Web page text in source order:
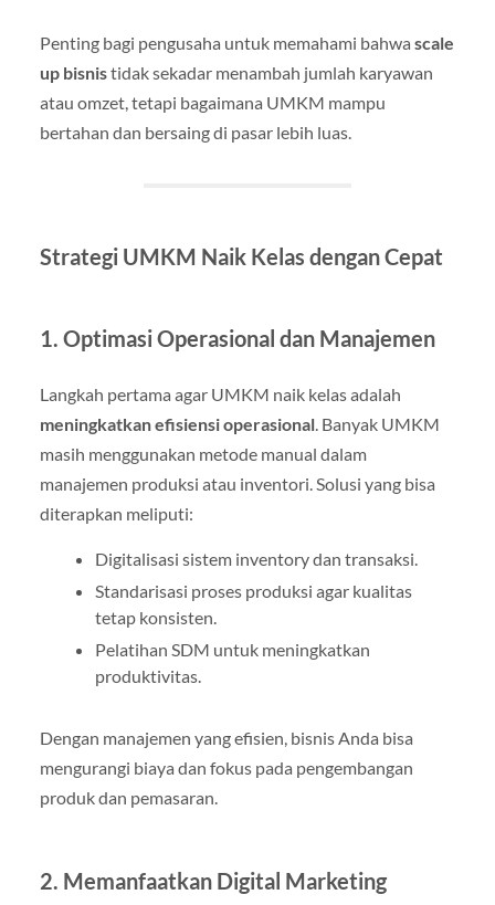
Penting bagi pengusaha untuk memahami bahwa scale
up bisnistidak sekadar menambah jumlah karyawan
atau omzet, tetapi bagaimana UMKM mampu
bertahan dan bersaing di pasar lebih luas.
Strategi UMKM Naik Kelas dengan Cepat
1. Optimasi Operasional dan Manajemen
Langkah pertama agar UMKM naik kelas adalah
meningkatkan efisiensi operasional. Banyak UMKM
masih menggunakan metode manual dalam
manajemen produksi atau inventori. Solusi yang bisa
diterapkan meliputi:
Digitalisasi sistem inventory dan transaksi.
Standarisasi proses produksi agar kualitas
tetap konsisten.
Pelatihan SDM untuk meningkatkan
produktivitas.
Dengan manajemen yang efisien, bisnis Anda bisa
mengurangi biaya dan fokus pada pengembangan
produk dan pemasaran.
2. Memanfaatkan Digital Marketing